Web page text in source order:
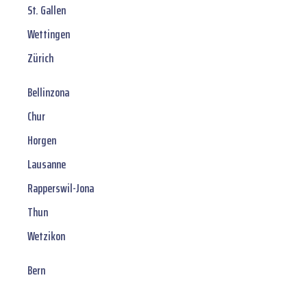
St. Gallen
Wettingen
Zürich
Bellinzona
Chur
Horgen
Lausanne
Rapperswil-Jona
Thun
Wetzikon
Bern